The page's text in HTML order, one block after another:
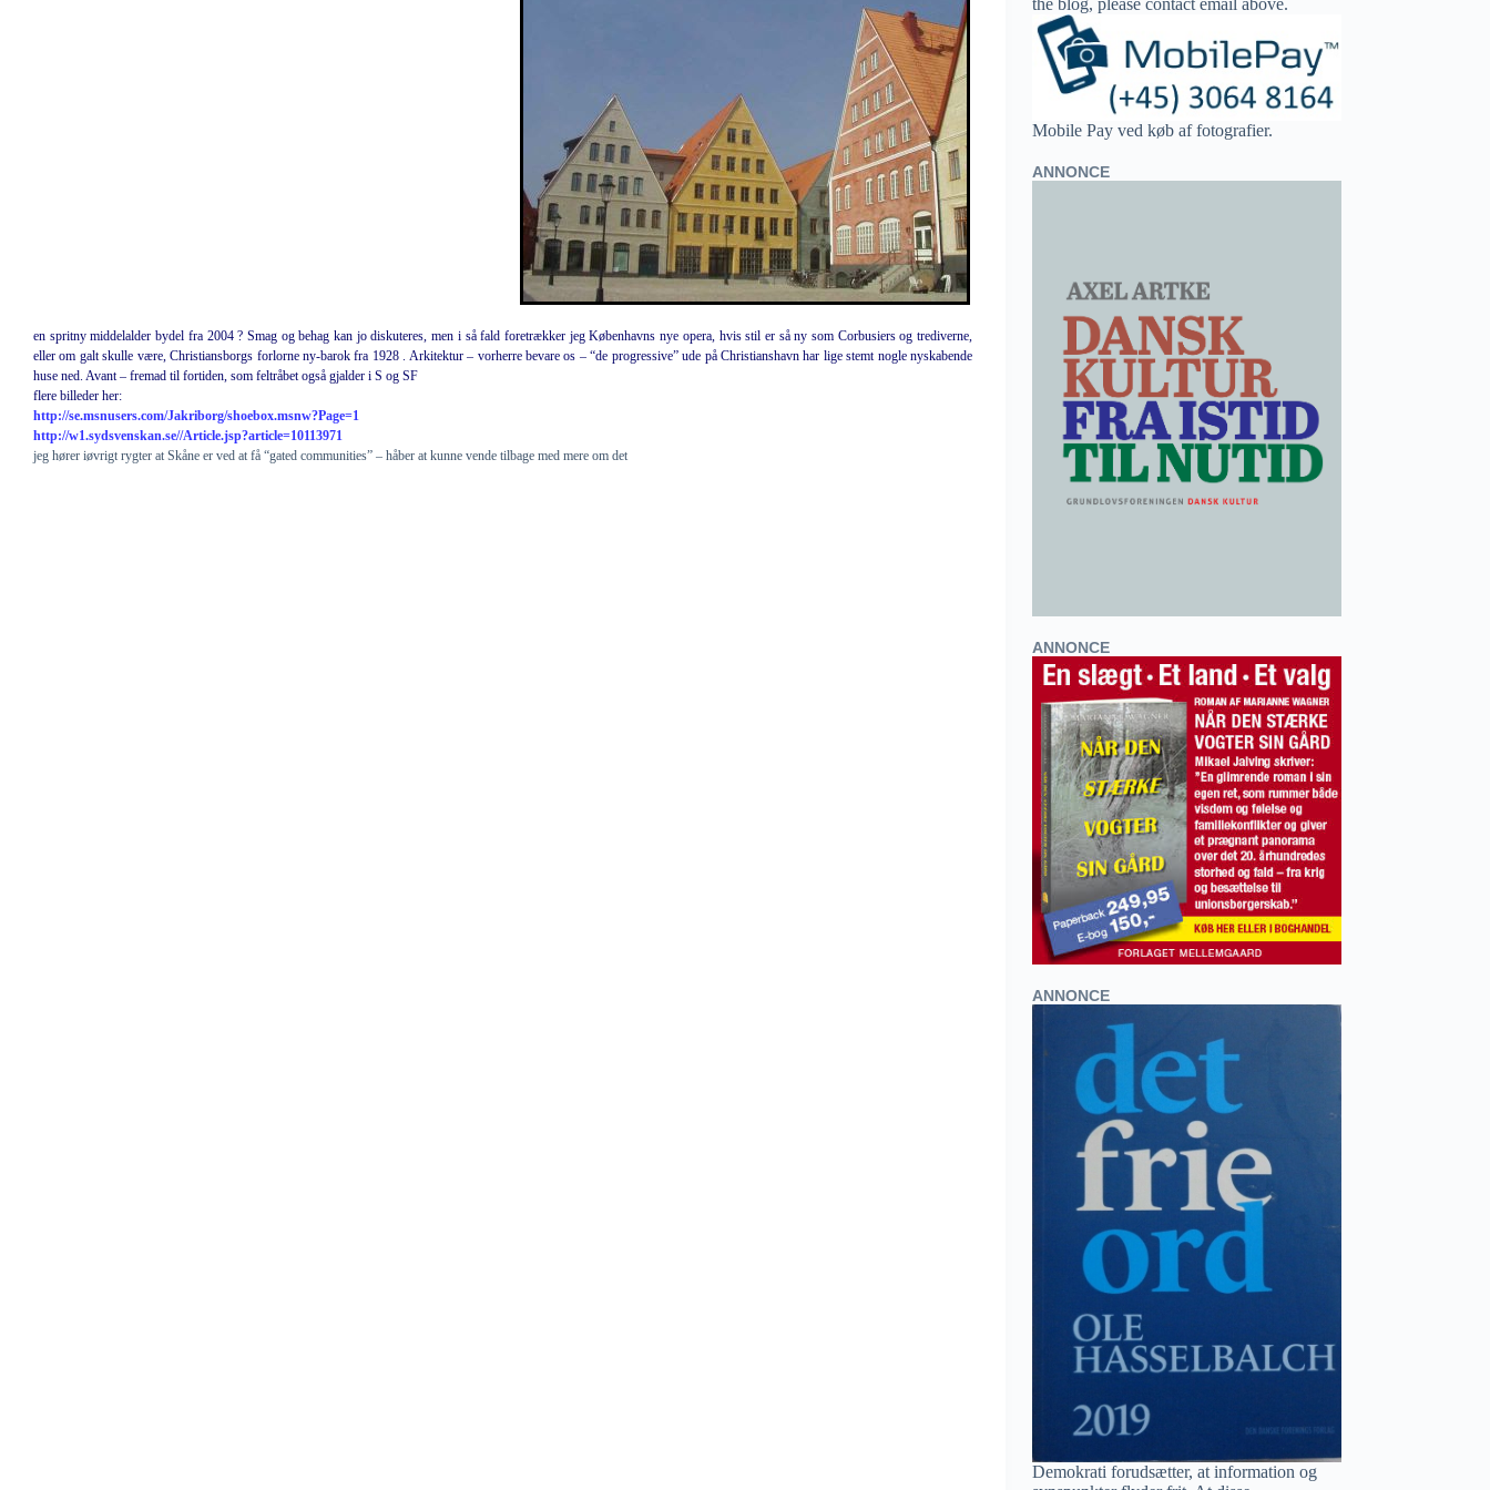
en spritny middelalder bydel fra 2004 ? Smag og behag kan jo diskuteres, men i så fald foretrækker jeg Københavns nye opera, hvis stil er så ny som Corbusiers og trediverne,
eller om galt skulle være, Christiansborgs forlorne ny-barok fra 1928 . Arkitektur – vorherre bevare os – “de progressive” ude på Christianshavn har lige stemt nogle nyskabende
huse ned. Avant – fremad til fortiden, som feltråbet også gjalder i S og SF
flere billeder her:
http://se.msnusers.com/Jakriborg/shoebox.msnw?Page=1
http://w1.sydsvenskan.se//Article.jsp?article=10113971
jeg hører iøvrigt rygter at Skåne er ved at få “gated communities” – håber at kunne vende tilbage med mere om det
the blog, please contact email above.
Mobile Pay ved køb af fotografier.
ANNONCE
ANNONCE
ANNONCE
Demokrati forudsætter, at information og